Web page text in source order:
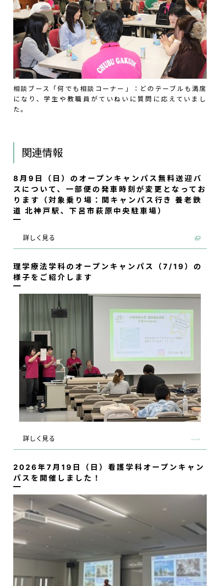
相談ブース「何でも相談コーナー」：どのテーブルも満席
になり、学生や教職員がていねいに質問に応えていまし
た。
関連情報
8月9日（日）のオープンキャンパス無料送迎バ
スについて、一部便の発車時刻が変更となってお
ります（対象乗り場：関キャンパス行き 養老鉄
道 北神戸駅、下呂市萩原中央駐車場）
詳しく見る
理学療法学科のオープンキャンパス（7/19）の
様子をご紹介します
詳しく見る
2026年7月19日（日）看護学科オープンキャン
パスを開催しました！